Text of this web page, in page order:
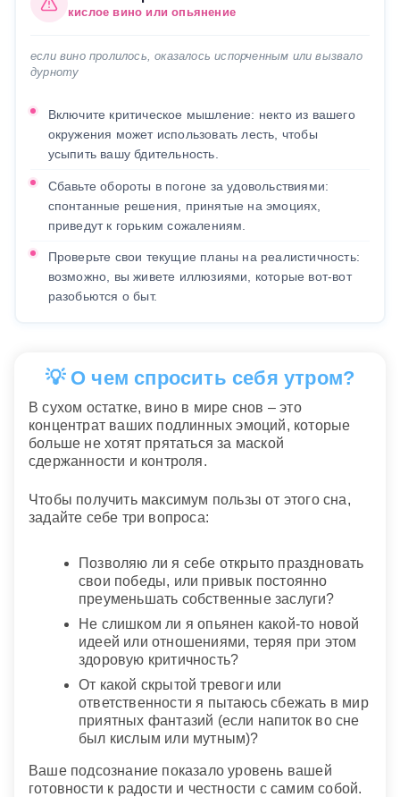
кислое вино или опьянение
если вино пролилось, оказалось испорченным или вызвало
дурноту
Включите критическое мышление: некто из вашего
окружения может использовать лесть, чтобы
усыпить вашу бдительность.
Сбавьте обороты в погоне за удовольствиями:
спонтанные решения, принятые на эмоциях,
приведут к горьким сожалениям.
Проверьте свои текущие планы на реалистичность:
возможно, вы живете иллюзиями, которые вот-вот
разобьются о быт.
💡 О чем спросить себя утром?
В сухом остатке, вино в мире снов – это
концентрат ваших подлинных эмоций, которые
больше не хотят прятаться за маской
сдержанности и контроля.
Чтобы получить максимум пользы от этого сна,
задайте себе три вопроса:
Позволяю ли я себе открыто праздновать
свои победы, или привык постоянно
преуменьшать собственные заслуги?
Не слишком ли я опьянен какой-то новой
идеей или отношениями, теряя при этом
здоровую критичность?
От какой скрытой тревоги или
ответственности я пытаюсь сбежать в мир
приятных фантазий (если напиток во сне
был кислым или мутным)?
Ваше подсознание показало уровень вашей
готовности к радости и честности с самим собой.